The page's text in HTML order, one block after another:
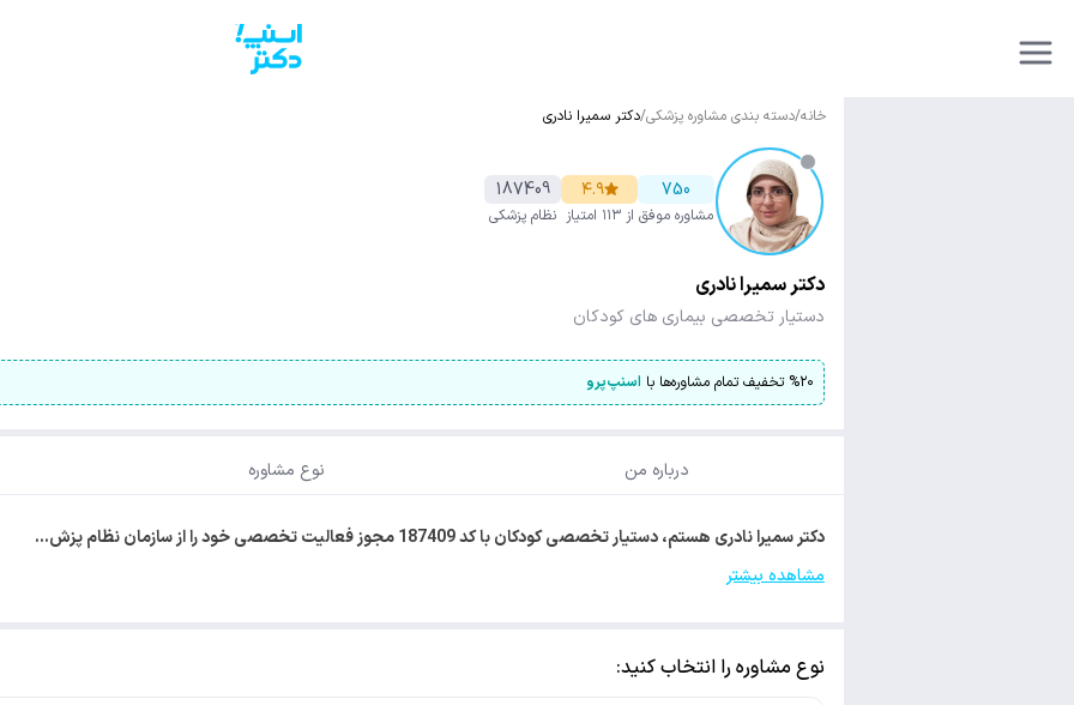
خانه/دسته بندی مشاوره پزشکی/دکتر سمیرا نادری
750
مشاوره موفق
۴.۹
از ۱۱۳ امتیاز
187409
نظام پزشکی
دکتر سمیرا نادری
دستیار تخصصی بیماری های کودکان
%۲۰ تخفیف تمام مشاوره‌ها با اسنپ‌پرو
درباره من نوع مشاوره
دکتر سمیرا نادری هستم، دستیار تخصصی کودکان با کد 187409 مجوز فعالیت تخصصی خود را از سازمان نظام پزش…
مشاهده بیشتر
نوع مشاوره را انتخاب کنید: